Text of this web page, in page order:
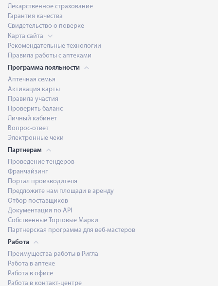
Лекарственное страхование
Гарантия качества
Свидетельство о поверке
Карта сайта
Рекомендательные технологии
Правила работы с аптеками
Программа лояльности
Аптечная семья
Активация карты
Правила участия
Проверить баланс
Личный кабинет
Вопрос-ответ
Электронные чеки
Партнерам
Проведение тендеров
Франчайзинг
Портал производителя
Предложите нам площади в аренду
Отбор поставщиков
Документация по API
Собственные Торговые Марки
Партнерская программа для веб-мастеров
Работа
Преимущества работы в Ригла
Работа в аптеке
Работа в офисе
Работа в контакт-центре